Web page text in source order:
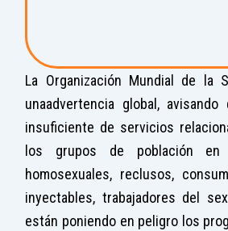
La Organización Mundial de la
unaadvertencia global,
insuficiente de servicios
los grupos de población
homosexuales, reclusos,
inyectables, trabajadores del
están poniendo en peligro los